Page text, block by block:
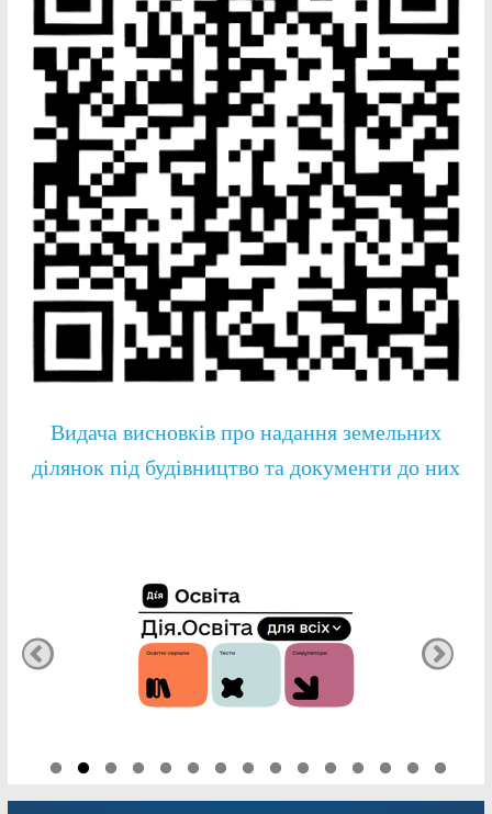
Видача висновків про надання земельних
ділянок під будівництво та документи до них